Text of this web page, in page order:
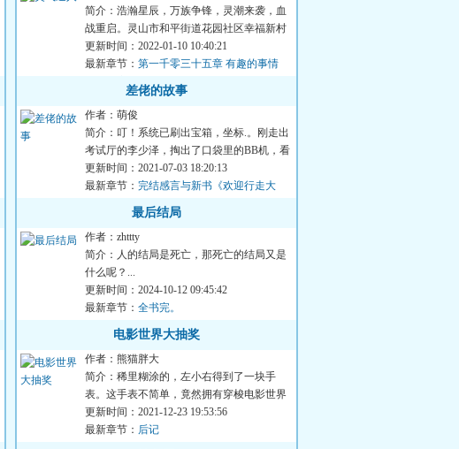
简介：浩瀚星辰，万族争锋，灵潮来袭，血
战重启。灵山市和平街道花园社区幸福新村
的治安形势格外严峻。当...
更新时间：2022-01-10 10:40:21
最新章节： 第一千零三十五章 有趣的事情
（全书完）
差佬的故事
作者：萌俊
简介：叮！系统已刷出宝箱，坐标.。刚走出
考试厅的李少泽，掏出了口袋里的BB机，看
着地图导航破口大骂：...
更新时间：2021-07-03 18:20:13
最新章节： 完结感言与新书《欢迎行走大
人》发布。
最后结局
作者：zhttty
简介：人的结局是死亡，那死亡的结局又是
什么呢？...
更新时间：2024-10-12 09:45:42
最新章节： 全书完。
电影世界大抽奖
作者：熊猫胖大
简介：稀里糊涂的，左小右得到了一块手
表。这手表不简单，竟然拥有穿梭电影世界
的能力。每完成一次电影世...
更新时间：2021-12-23 19:53:56
最新章节： 后记